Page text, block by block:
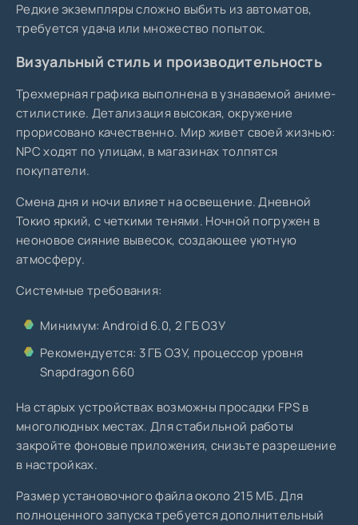
Редкие экземпляры сложно выбить из автоматов,
требуется удача или множество попыток.
Визуальный стиль и производительность
Трехмерная графика выполнена в узнаваемой аниме-
стилистике. Детализация высокая, окружение
прорисовано качественно. Мир живет своей жизнью:
NPC ходят по улицам, в магазинах толпятся
покупатели.
Смена дня и ночи влияет на освещение. Дневной
Токио яркий, с четкими тенями. Ночной погружен в
неоновое сияние вывесок, создающее уютную
атмосферу.
Системные требования:
Минимум: Android 6.0, 2 ГБ ОЗУ
Рекомендуется: 3 ГБ ОЗУ, процессор уровня
Snapdragon 660
На старых устройствах возможны просадки FPS в
многолюдных местах. Для стабильной работы
закройте фоновые приложения, снизьте разрешение
в настройках.
Размер установочного файла около 215 МБ. Для
полноценного запуска требуется дополнительный